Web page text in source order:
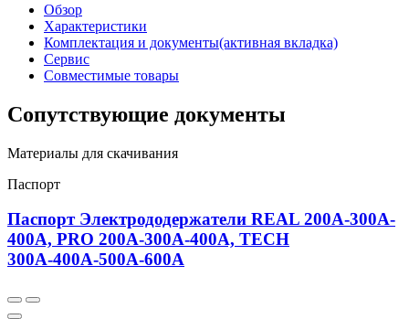
Обзор
Характеристики
Комплектация и документы(активная вкладка)
Сервис
Совместимые товары
Сопутствующие документы
Материалы для скачивания
Паспорт
Паспорт Электрододержатели REAL 200А-300А-
400А, PRO 200А-300А-400А, TECH
300А-400А-500А-600А